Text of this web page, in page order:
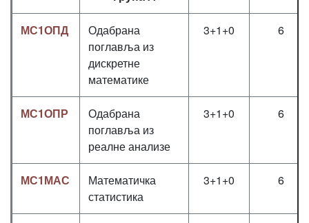
МС1ОПД
Одабрана
поглавља из
дискретне
математике
3+1+0 6
МС1ОПР
Одабрана
поглавља из
реалне анализе
3+1+0 6
МС1МАС
Математичка
статистика
3+1+0 6